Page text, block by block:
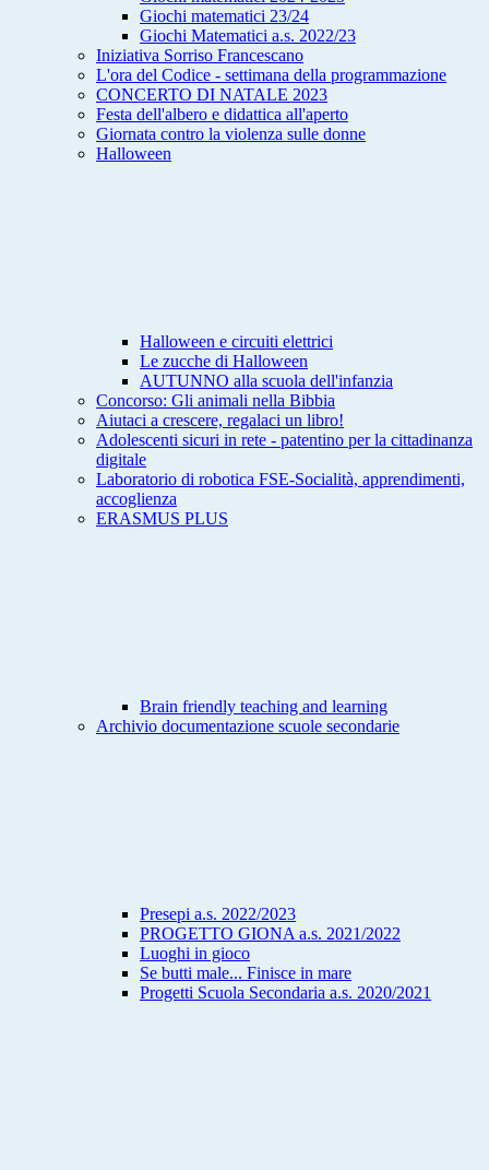
Giochi matematici 23/24
Giochi Matematici a.s. 2022/23
Iniziativa Sorriso Francescano
L'ora del Codice - settimana della programmazione
CONCERTO DI NATALE 2023
Festa dell'albero e didattica all'aperto
Giornata contro la violenza sulle donne
Halloween
Halloween e circuiti elettrici
Le zucche di Halloween
AUTUNNO alla scuola dell'infanzia
Concorso: Gli animali nella Bibbia
Aiutaci a crescere, regalaci un libro!
Adolescenti sicuri in rete - patentino per la cittadinanza
digitale
Laboratorio di robotica FSE-Socialità, apprendimenti,
accoglienza
ERASMUS PLUS
Brain friendly teaching and learning
Archivio documentazione scuole secondarie
Presepi a.s. 2022/2023
PROGETTO GIONA a.s. 2021/2022
Luoghi in gioco
Se butti male... Finisce in mare
Progetti Scuola Secondaria a.s. 2020/2021